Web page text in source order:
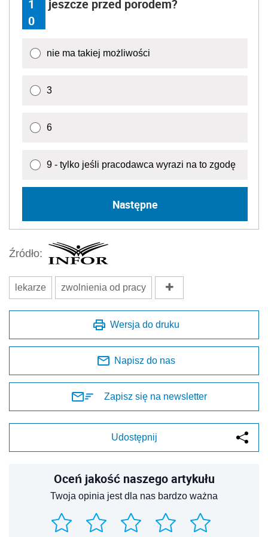
1
0
jeszcze przed porodem?
nie ma takiej możliwości
3
6
9 - tylko jeśli pracodawca wyrazi na to zgodę
Następne
Źródło:
lekarze zwolnienia od pracy
Wersja do druku
Napisz do nas
Zapisz się na newsletter
Udostępnij
Oceń jakość naszego artykułu
Twoja opinia jest dla nas bardzo ważna